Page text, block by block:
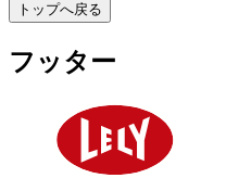
トップへ戻る
フッター